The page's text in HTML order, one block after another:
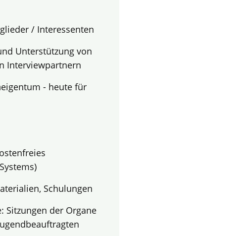
/ Interessenten
Unterstützung von
Interviewpartnern
- heute für
Schulungen
Sitzungen der Organe